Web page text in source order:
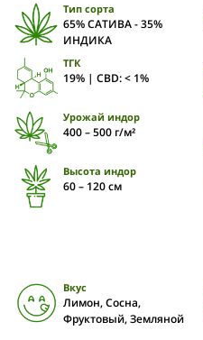
Тип сорта
65% САТИВА - 35%
ИНДИКА
ТГК
19% | CBD: < 1%
Урожай индор
400 – 500 г/м²
Высота индор
60 – 120 cм
Вкус
Лимон, Сосна,
Фруктовый, Земляной